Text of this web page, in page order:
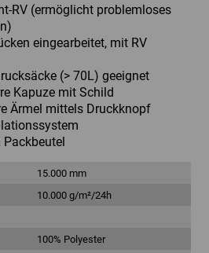
RV (ermöglicht problemloses
eingearbeitet, mit RV
(> 70L) geeignet
Kapuze mit Schild
Ärmel mittels Druckknopf
15.000 mm
10.000 g/m²/24h
100% Polyester